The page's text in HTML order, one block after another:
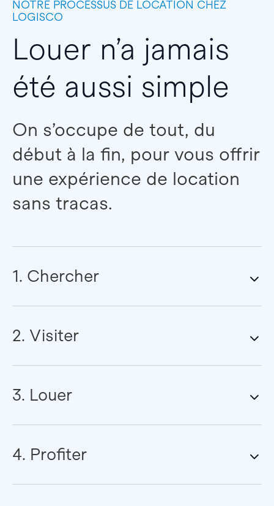
NOTRE PROCESSUS DE LOCATION CHEZ
LOGISCO
Louer n’a jamais
été aussi simple
On s’occupe de tout, du
début à la fin, pour vous offrir
une expérience de location
sans tracas.
1. Chercher
2. Visiter
3. Louer
4. Profiter